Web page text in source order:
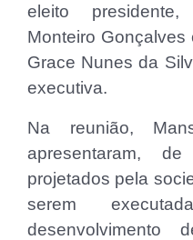
eleito
Monteiro
Grace Nunes da
executiva.
Na reunião,
apresentaram,
projetados pela
serem
desenvolvimento